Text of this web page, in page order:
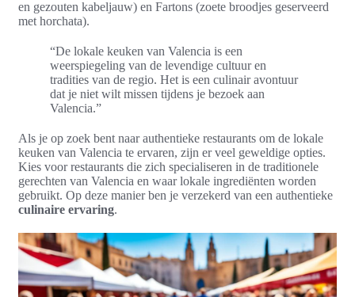
en gezouten kabeljauw) en Fartons (zoete broodjes geserveerd
met horchata).
“De lokale keuken van Valencia is een
weerspiegeling van de levendige cultuur en
tradities van de regio. Het is een culinair avontuur
dat je niet wilt missen tijdens je bezoek aan
Valencia.”
Als je op zoek bent naar authentieke restaurants om de lokale
keuken van Valencia te ervaren, zijn er veel geweldige opties.
Kies voor restaurants die zich specialiseren in de traditionele
gerechten van Valencia en waar lokale ingrediënten worden
gebruikt. Op deze manier ben je verzekerd van een authentieke
culinaire ervaring.